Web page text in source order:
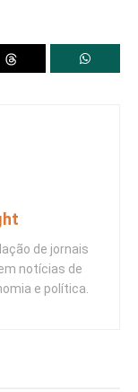
de jornais
notícias de
e política.